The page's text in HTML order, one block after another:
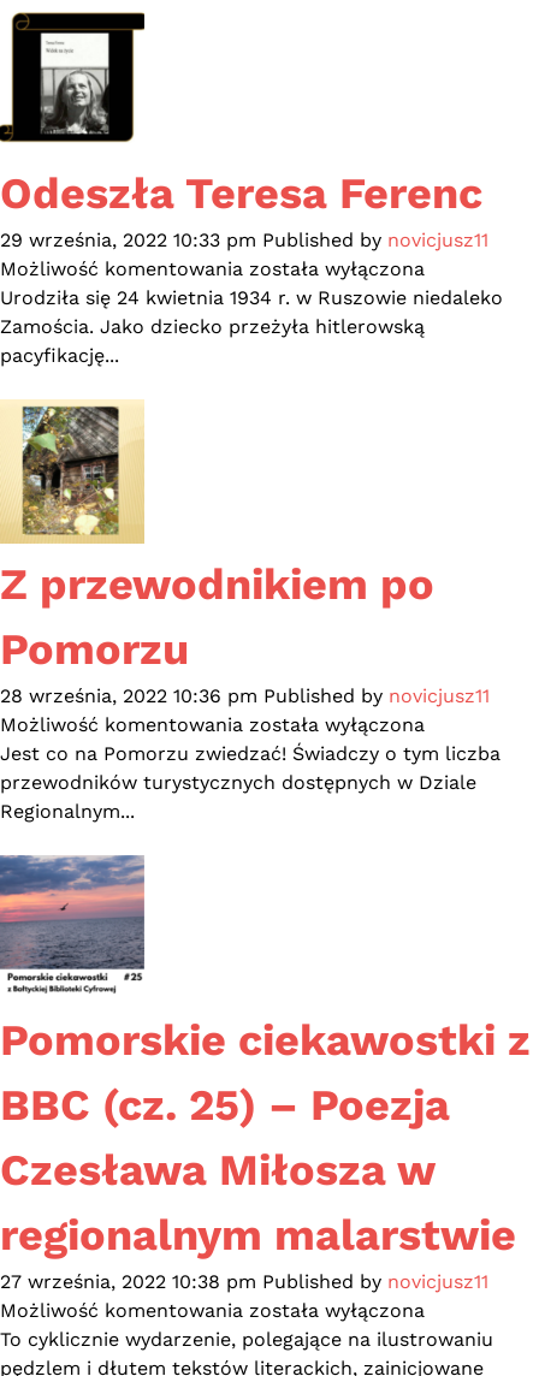
Odeszła Teresa Ferenc
29 września, 2022 10:33 pm Published by novicjusz11
Możliwość komentowania Odeszła
Teresa
Ferenc
została wyłączona
Urodziła się 24 kwietnia 1934 r. w Ruszowie niedaleko
Zamościa. Jako dziecko przeżyła hitlerowską
pacyfikację...
Z przewodnikiem po
Pomorzu
28 września, 2022 10:36 pm Published by novicjusz11
Możliwość komentowania Z
przewodnikiem
po
została wyłączona
Jest co na Pomorzu zwiedzać! Świadczy o tym liczba
przewodników turystycznych dostępnych w Dziale
Regionalnym...
Pomorskie ciekawostki z
BBC (cz. 25) – Poezja
Czesława Miłosza w
regionalnym malarstwie
27 września, 2022 10:38 pm Published by novicjusz11
Możliwość komentowania Pomorskie
ciekawostki
z
została wyłączona
To cyklicznie wydarzenie, polegające na ilustrowaniu
pędzlem i dłutem tekstów literackich, zainicjowane